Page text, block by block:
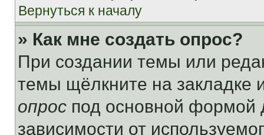
Вернуться к началу
» Как мне создать опрос?
При создании темы или
темы щёлкните на
опрос под основной формой
зависимости от